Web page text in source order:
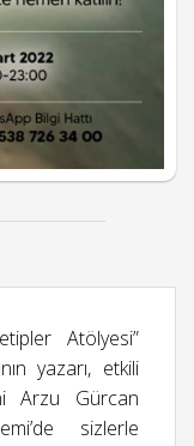
Atölyesi”
yazarı, etkili
Arzu Gürcan
sizlerle